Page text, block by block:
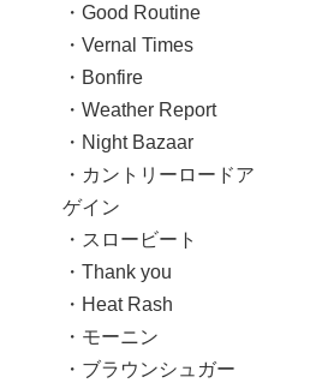
・Good Routine
・Vernal Times
・Bonfire
・Weather Report
・Night Bazaar
・カントリーロードア
ゲイン
・スロービート
・Thank you
・Heat Rash
・モーニン
・ブラウンシュガー